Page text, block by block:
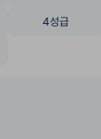
4성급